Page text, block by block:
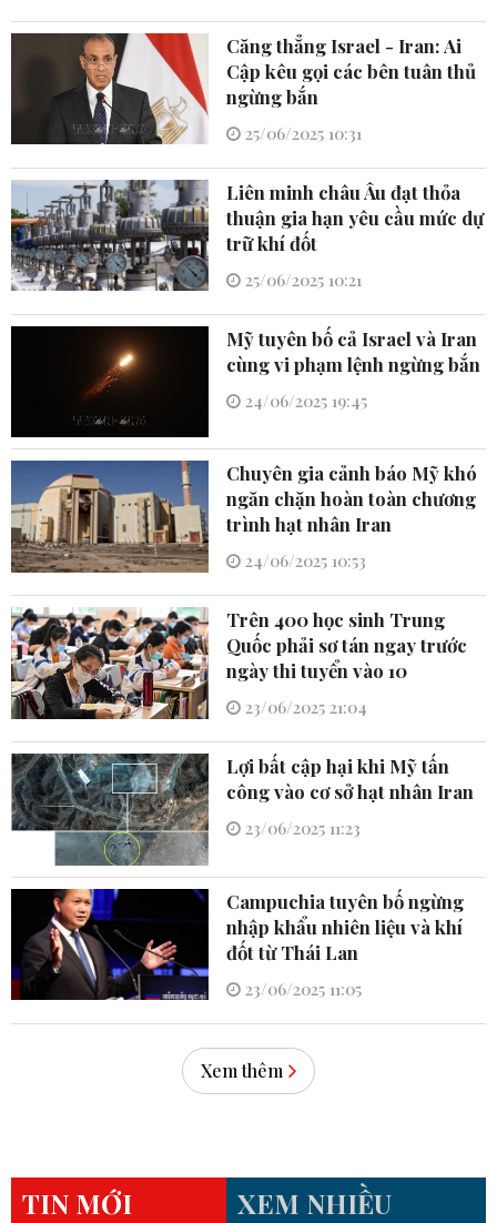
Căng thẳng Israel - Iran: Ai
Cập kêu gọi các bên tuân thủ
ngừng bắn
25/06/2025 10:31
Liên minh châu Âu đạt thỏa
thuận gia hạn yêu cầu mức dự
trữ khí đốt
25/06/2025 10:21
Mỹ tuyên bố cả Israel và Iran
cùng vi phạm lệnh ngừng bắn
24/06/2025 19:45
Chuyên gia cảnh báo Mỹ khó
ngăn chặn hoàn toàn chương
trình hạt nhân Iran
24/06/2025 10:53
Trên 400 học sinh Trung
Quốc phải sơ tán ngay trước
ngày thi tuyển vào 10
23/06/2025 21:04
Lợi bất cập hại khi Mỹ tấn
công vào cơ sở hạt nhân Iran
23/06/2025 11:23
Campuchia tuyên bố ngừng
nhập khẩu nhiên liệu và khí
đốt từ Thái Lan
23/06/2025 11:05
Xem thêm
TIN MỚI XEM NHIỀU